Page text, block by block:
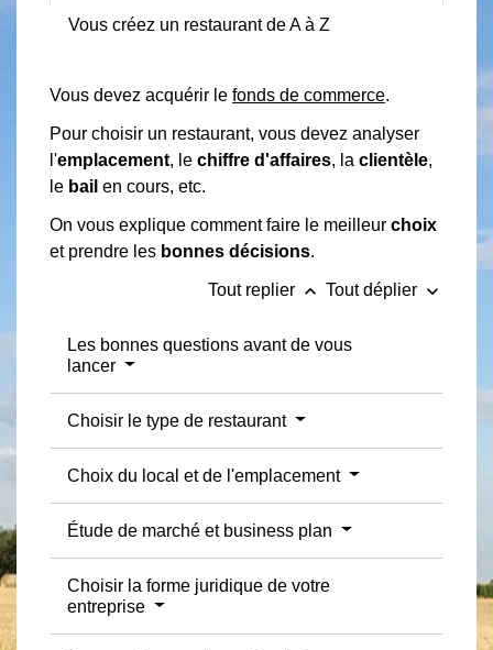
Vous créez un restaurant de A à Z
Vous devez acquérir le fonds de commerce.
Pour choisir un restaurant, vous devez analyser
l'emplacement, le chiffre d'affaires, la clientèle,
le bail en cours, etc.
On vous explique comment faire le meilleur choix
et prendre les bonnes décisions.
Tout replier keyboard_arrow_up Tout déplier keyboard_arrow_down
Les bonnes questions avant de vous
lancer
Choisir le type de restaurant
Choix du local et de l'emplacement
Étude de marché et business plan
Choisir la forme juridique de votre
entreprise